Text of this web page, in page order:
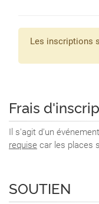
Les inscriptions
Frais
Il s'agit d'un
requise car les places
SOUTIEN